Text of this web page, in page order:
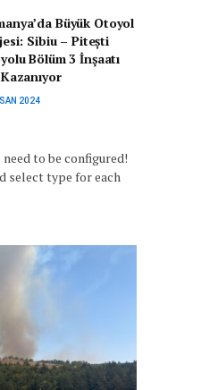
Büyük Otoyol
Sibiu – Pitești
Bölüm 3 İnşaatı
2024
to be configured!
select type for each